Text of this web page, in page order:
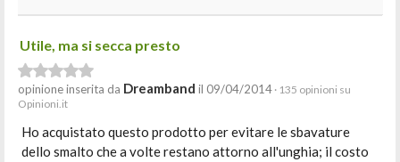
Utile, ma si secca presto
opinione inserita da Dreamband il 09/04/2014 · 135 opinioni su
Opinioni.it
Ho acquistato questo prodotto per evitare le sbavature
dello smalto che a volte restano attorno all'unghia; il costo